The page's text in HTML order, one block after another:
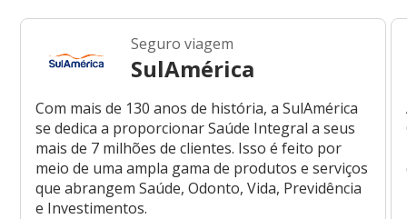
Seguro viagem
SulAmérica
Com mais de 130 anos de história, a SulAmérica
se dedica a proporcionar Saúde Integral a seus
mais de 7 milhões de clientes. Isso é feito por
meio de uma ampla gama de produtos e serviços
que abrangem Saúde, Odonto, Vida, Previdência
e Investimentos.